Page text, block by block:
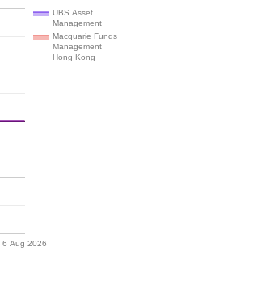
UBS Asset
Management
Macquarie Funds
Management
Hong Kong
6 Aug 2026